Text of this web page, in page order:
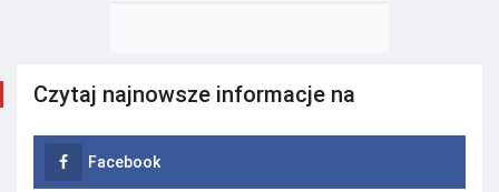
Czytaj najnowsze informacje na
Facebook